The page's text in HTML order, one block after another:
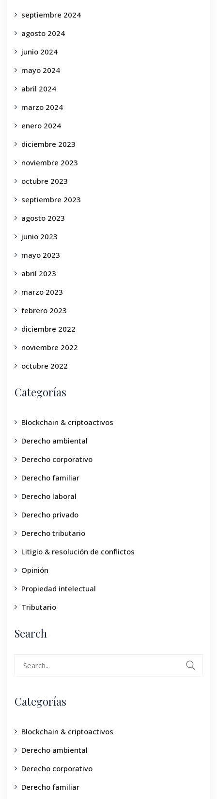
septiembre 2024
agosto 2024
junio 2024
mayo 2024
abril 2024
marzo 2024
enero 2024
diciembre 2023
noviembre 2023
octubre 2023
septiembre 2023
agosto 2023
junio 2023
mayo 2023
abril 2023
marzo 2023
febrero 2023
diciembre 2022
noviembre 2022
octubre 2022
Categorías
Blockchain & criptoactivos
Derecho ambiental
Derecho corporativo
Derecho familiar
Derecho laboral
Derecho privado
Derecho tributario
Litigio & resolución de conflictos
Opinión
Propiedad intelectual
Tributario
Search
Categorías
Blockchain & criptoactivos
Derecho ambiental
Derecho corporativo
Derecho familiar